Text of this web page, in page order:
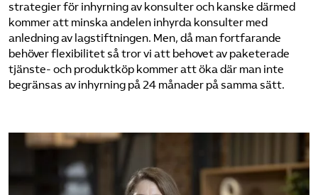
strategier för inhyrning av konsulter och kanske därmed
kommer att minska andelen inhyrda konsulter med
anledning av lagstiftningen. Men, då man fortfarande
behöver flexibilitet så tror vi att behovet av paketerade
tjänste- och produktköp kommer att öka där man inte
begränsas av inhyrning på 24 månader på samma sätt.